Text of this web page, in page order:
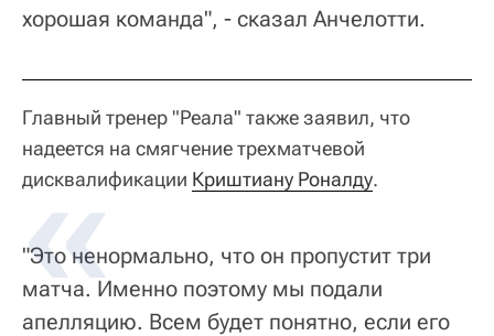
хорошая команда", - сказал Анчелотти.
Главный тренер "Реала" также заявил, что
надеется на смягчение трехматчевой
дисквалификации Криштиану Роналду.
"Это ненормально, что он пропустит три
матча. Именно поэтому мы подали
апелляцию. Всем будет понятно, если его